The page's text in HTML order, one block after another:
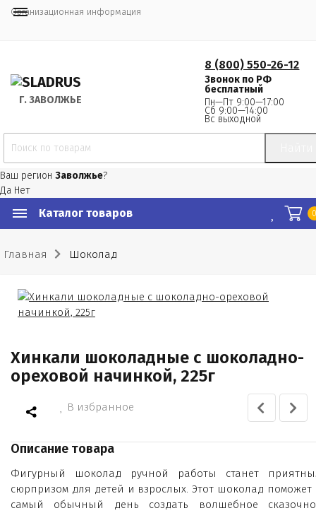
Организационная информация
Г. ЗАВОЛЖЬЕ
8 (800) 550-26-12
Звонок по РФ
бесплатный
Пн—Пт 9:00—17:00
Сб 9:00—14:00
Вс выходной
Ваш регион Заволжье?
Да Нет
Каталог товаров
Главная Шоколад
Хинкали шоколадные с шоколадно-
ореховой начинкой, 225г
В избранное
Описание товара
Фигурный шоколад ручной работы станет
сюрпризом для детей и взрослых. Этот шоколад поможет
самый обычный день создать волшебное